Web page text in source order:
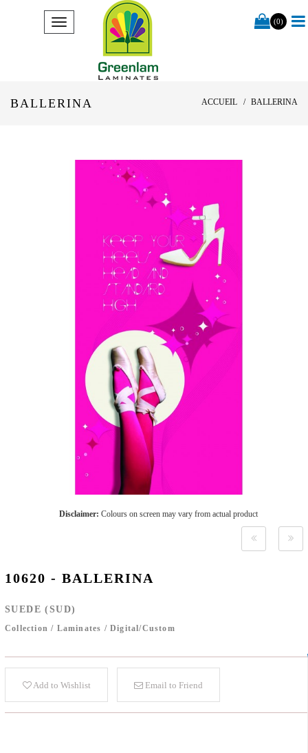
(0)
BALLERINA ACCUEIL BALLERINA
Disclaimer: Colours on screen may vary from actual product
10620 - BALLERINA
SUEDE (SUD)
Collection / Laminates / Digital/Custom
Add to Wishlist Email to Friend